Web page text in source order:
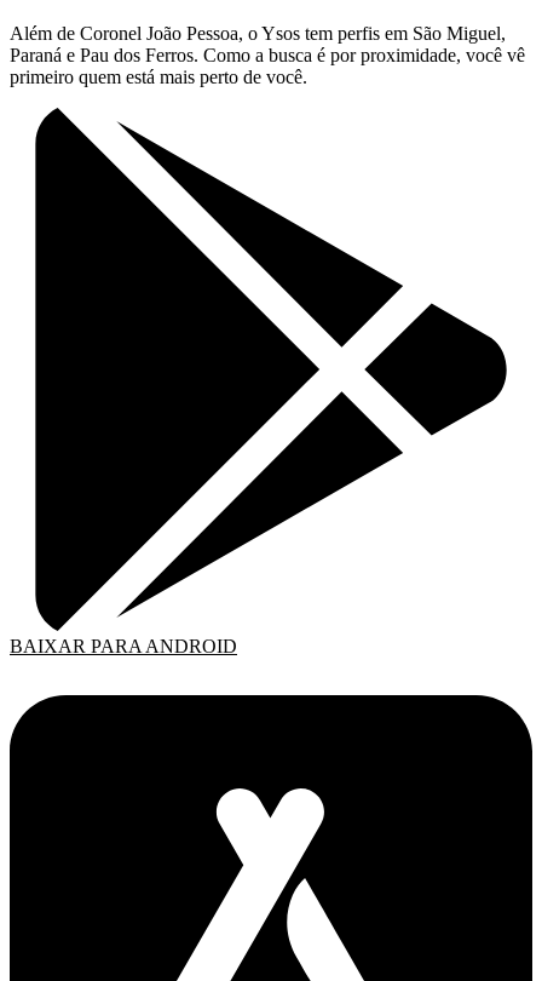
Além de Coronel João Pessoa, o Ysos tem perfis em São Miguel,
Paraná e Pau dos Ferros. Como a busca é por proximidade, você vê
primeiro quem está mais perto de você.
BAIXAR PARA ANDROID